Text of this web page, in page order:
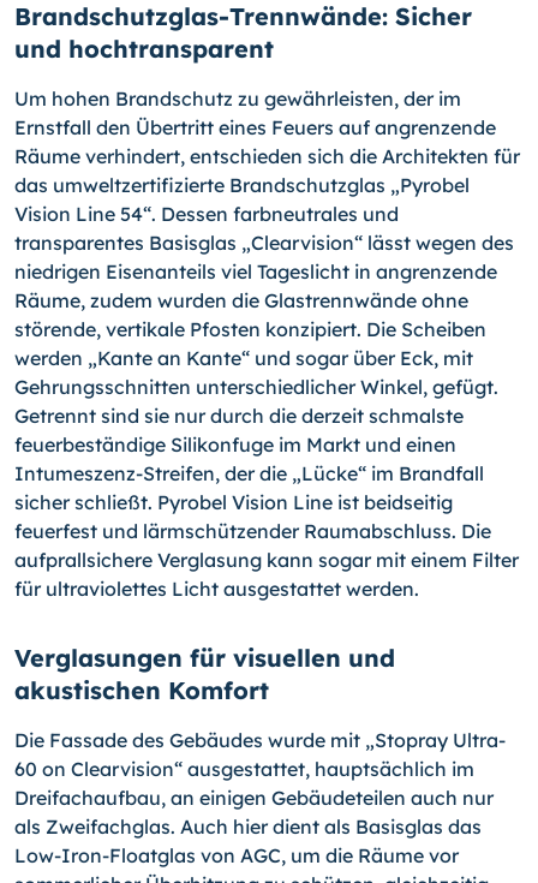
Brandschutzglas-Trennwände: Sicher
und hochtransparent
Um hohen Brandschutz zu gewährleisten, der im
Ernstfall den Übertritt eines Feuers auf angrenzende
Räume verhindert, entschieden sich die Architekten für
das umweltzertifizierte Brandschutzglas „Pyrobel
Vision Line 54“. Dessen farbneutrales und
transparentes Basisglas „Clearvision“ lässt wegen des
niedrigen Eisenanteils viel Tageslicht in angrenzende
Räume, zudem wurden die Glastrennwände ohne
störende, vertikale Pfosten konzipiert. Die Scheiben
werden „Kante an Kante“ und sogar über Eck, mit
Gehrungsschnitten unterschiedlicher Winkel, gefügt.
Getrennt sind sie nur durch die derzeit schmalste
feuerbeständige Silikonfuge im Markt und einen
Intumeszenz-Streifen, der die „Lücke“ im Brandfall
sicher schließt. Pyrobel Vision Line ist beidseitig
feuerfest und lärmschützender Raumabschluss. Die
aufprallsichere Verglasung kann sogar mit einem Filter
für ultraviolettes Licht ausgestattet werden.
Verglasungen für visuellen und
akustischen Komfort
Die Fassade des Gebäudes wurde mit „Stopray Ultra-
60 on Clearvision“ ausgestattet, hauptsächlich im
Dreifachaufbau, an einigen Gebäudeteilen auch nur
als Zweifachglas. Auch hier dient als Basisglas das
Low-Iron-Floatglas von AGC, um die Räume vor